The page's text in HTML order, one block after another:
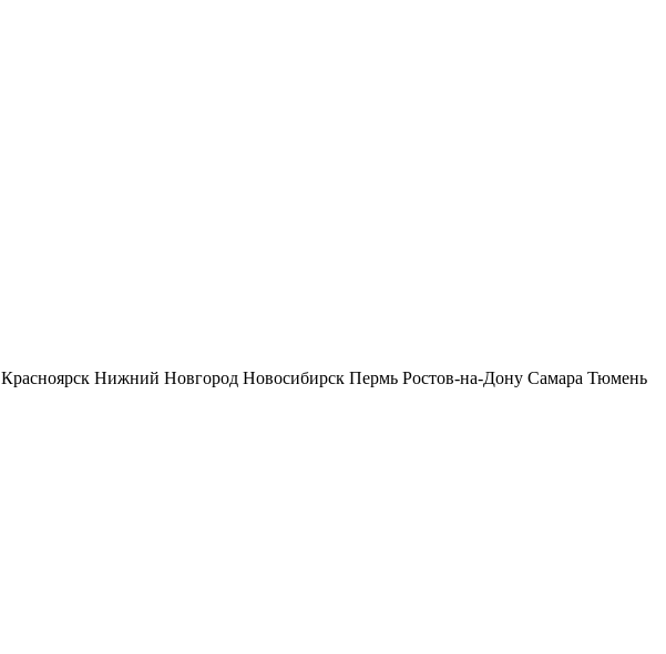
Красноярск Нижний Новгород Новосибирск Пермь Ростов-на-Дону Самара Тюмень